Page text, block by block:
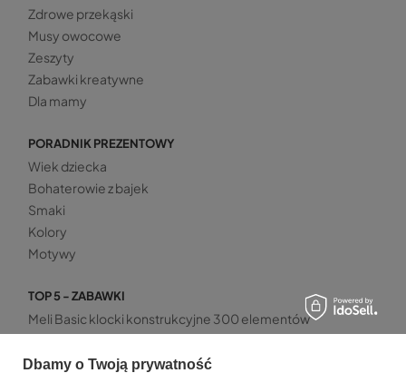
Zdrowe przekąski
Musy owocowe
Zeszyty
Zabawki kreatywne
Dla mamy
PORADNIK PREZENTOWY
Wiek dziecka
Bohaterowie z bajek
Smaki
Kolory
Motywy
TOP 5 - ZABAWKI
Meli Basic klocki konstrukcyjne 300 elementów
Klocki wafle Meli Travel Box 500 el.
Dbamy o Twoją prywatność